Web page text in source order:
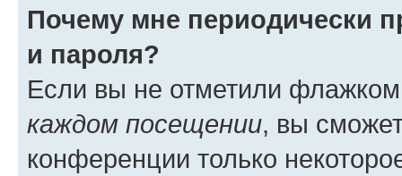
Почему мне периодически
и пароля?
Если вы не отметили
каждом посещении, вы
конференции только